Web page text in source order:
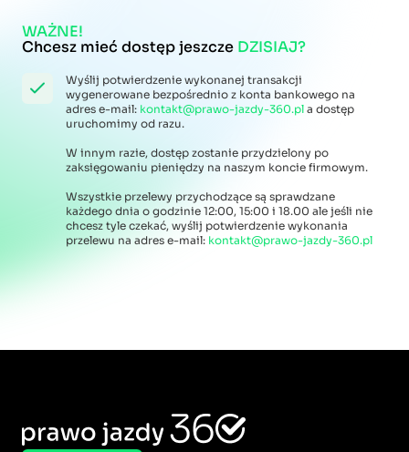
WAŻNE!
Chcesz mieć dostęp jeszcze DZISIAJ?
Wyślij potwierdzenie wykonanej transakcji
wygenerowane bezpośrednio z konta bankowego na
adres e-mail: kontakt@prawo-jazdy-360.pl a dostęp
uruchomimy od razu.
W innym razie, dostęp zostanie przydzielony po
zaksięgowaniu pieniędzy na naszym koncie firmowym.
Wszystkie przelewy przychodzące są sprawdzane
każdego dnia o godzinie 12:00, 15:00 i 18.00 ale jeśli nie
chcesz tyle czekać, wyślij potwierdzenie wykonania
przelewu na adres e-mail: kontakt@prawo-jazdy-360.pl